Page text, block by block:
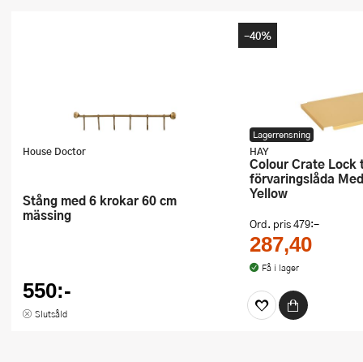
House Doctor
Stång med 6 krokar 60 cm
mässing
550:-
Slutsåld
Lagerrensning
HAY
Colour Crate Lock till
förvaringslåda
Yellow
Ord. pris479:-
287,40
Få i lager
-40%